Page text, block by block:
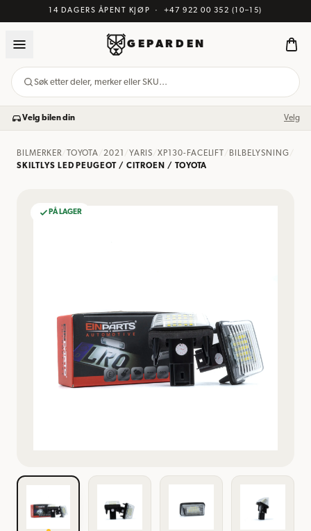
14 DAGERS ÅPENT KJØP · +47 922 00 352 (10–15)
GEPARDEN
Søk etter deler, merker eller SKU…
Velg bilen din Velg
BILMERKER/ TOYOTA /2021 /YARIS XP130-FACELIFT BILBELYSNING
SKILTLYS LED PEUGEOT / CITROEN / TOYOTA
PÅ LAGER